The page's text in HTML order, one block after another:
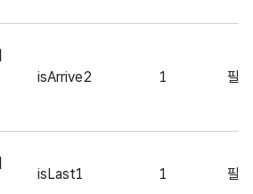
isArrive2 1 필
isLast1 1 필